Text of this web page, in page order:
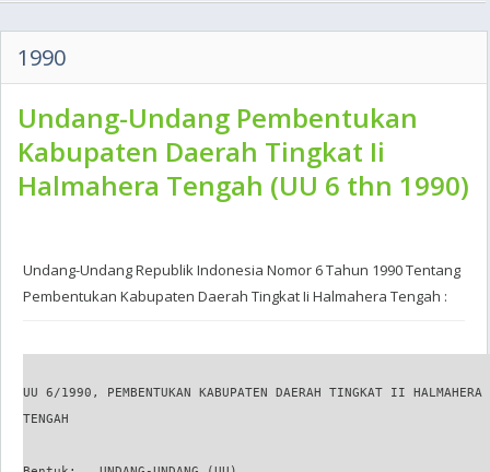
1990
Undang-Undang Pembentukan
Kabupaten Daerah Tingkat Ii
Halmahera Tengah (UU 6 thn 1990)
Undang-Undang Republik Indonesia Nomor 6 Tahun 1990 Tentang
Pembentukan Kabupaten Daerah Tingkat Ii Halmahera Tengah :